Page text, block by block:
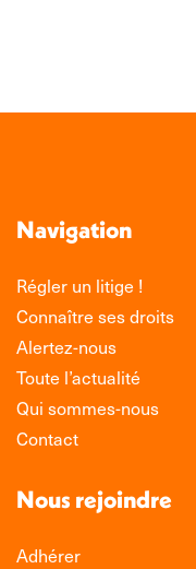
Navigation
Régler un litige !
Connaître ses droits
Alertez-nous
Toute l’actualité
Qui sommes-nous
Contact
Nous rejoindre
Adhérer